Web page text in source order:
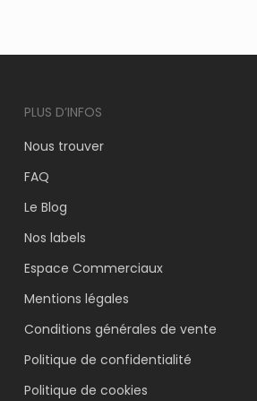
PLUS D’INFOS
Nous trouver
FAQ
Le Blog
Nos labels
Espace Commerciaux
Mentions légales
Conditions générales de vente
Politique de confidentialité
Politique de cookies